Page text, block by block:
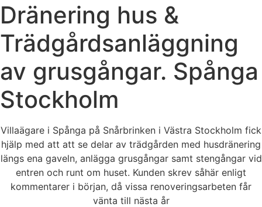
Dränering hus &
Trädgårdsanläggning
av grusgångar. Spånga
Stockholm
Villaägare i Spånga på Snårbrinken i Västra Stockholm fick
hjälp med att att se delar av trädgården med husdränering
längs ena gaveln, anlägga grusgångar samt stengångar vid
entren och runt om huset. Kunden skrev såhär enligt
kommentarer i början, då vissa renoveringsarbeten får
vänta till nästa år